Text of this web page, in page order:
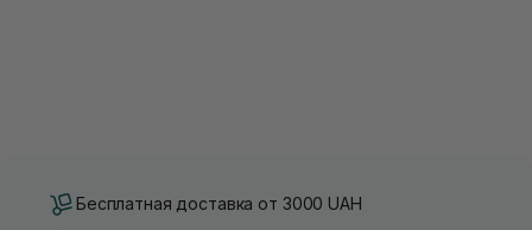
Бесплатная доставка от 3000 UAH